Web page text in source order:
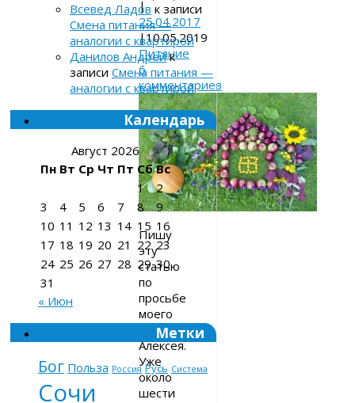
|
25.04.2017
|10.05.2019
Питание
6
комментариев
Пишу
эту
статью
по
просьбе
моего
друга,
Алексея.
Уже
около
шести
Всевед Ладов к записи
Смена питания —
аналогии с квартирой
Данилов Андрейк
записи Смена питания —
аналогии с квартирой
Календарь
Август 2026
Пн Вт Ср Чт Пт Сб Вс
1
2
3
4 5 6 7 8
9
10 11 12 13 14 15 16
17 18 19 20 21 22 23
24 25 26 27 28 29 30
31
« Июн
Метки
Бог Польза Россия Русь Система
Сочи